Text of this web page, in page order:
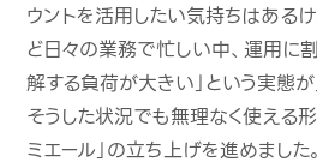
ウントを活用したい気持ちはある
ど日々の業務で忙しい中、運用に
解する負荷が大きい」という実態が
そうした状況でも無理なく使える
ミエール」の立ち上げを進めました。